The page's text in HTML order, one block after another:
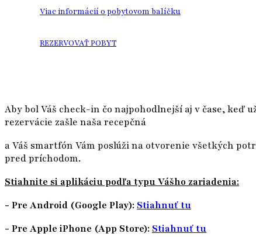
Viac informácií o pobytovom balíčku
REZERVOVAŤ POBYT
Aby bol Váš check-in čo najpohodlnejší aj v čase, keď
rezervácie zašle naša recepčná
a Váš smartfón Vám poslúži na otvorenie všetkých
pred príchodom.
Stiahnite si aplikáciu podľa typu Vášho zariadenia:
- Pre Android (Google Play): Stiahnuť tu
- Pre Apple iPhone (App Store): Stiahnuť tu